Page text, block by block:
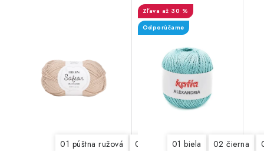
01 púštna ružová 02 ružová 04 zelená 05
až 30 %
Odporúčame
01 biela 02 čierna